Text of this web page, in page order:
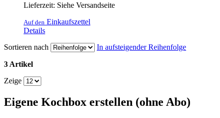
Lieferzeit: Siehe Versandseite
Auf den Einkaufszettel
Details
Sortieren nach
In aufsteigender Reihenfolge
3 Artikel
Zeige
Eigene Kochbox erstellen (ohne Abo)